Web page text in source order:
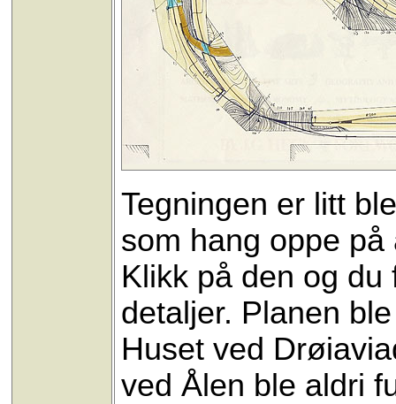
Tegningen er litt
som hang oppe
Klikk på den og
detaljer. Planen
Huset ved
ved Ålen ble aldri